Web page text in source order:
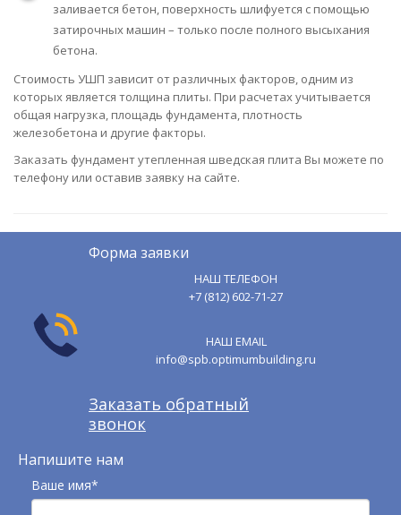
заливается бетон, поверхность шлифуется с помощью
затирочных машин – только после полного высыхания
бетона.
Стоимость УШП зависит от различных факторов, одним из
которых является толщина плиты. При расчетах учитывается
общая нагрузка, площадь фундамента, плотность
железобетона и другие факторы.
Заказать фундамент утепленная шведская плита Вы можете по
телефону или оставив заявку на сайте.
Форма заявки
НАШ ТЕЛЕФОН
+7 (812) 602-71-27
НАШ EMAIL
info@spb.optimumbuilding.ru
Заказать обратный
звонок
Напишите нам
Ваше имя*